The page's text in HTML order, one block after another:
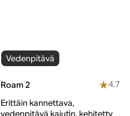
Vedenpitävä
Roam 2
4.7
Erittäin kannettava,
vedenpitävä kaiutin, kehitetty